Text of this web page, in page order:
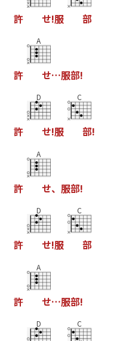
許 せ!服 部
許
A
せ…服部!
許
D
せ!服
C
部!
許
A
せ、 服部!
許
D
せ!服
C
部
許
A
せ…服部!
D C